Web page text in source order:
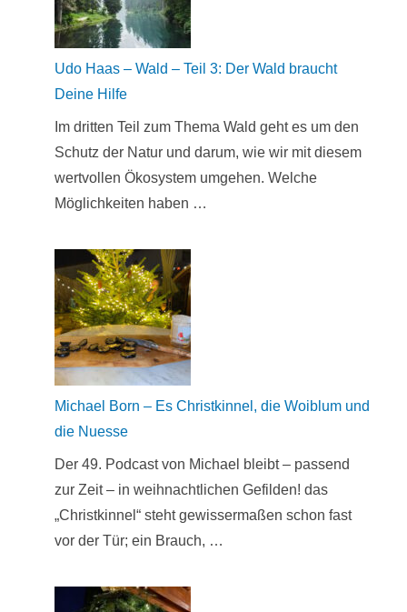
Udo Haas – Wald – Teil 3: Der Wald braucht
Deine Hilfe
Im dritten Teil zum Thema Wald geht es um den
Schutz der Natur und darum, wie wir mit diesem
wertvollen Ökosystem umgehen. Welche
Möglichkeiten haben …
Michael Born – Es Christkinnel, die Woiblum und
die Nuesse
Der 49. Podcast von Michael bleibt – passend
zur Zeit – in weihnachtlichen Gefilden! das
„Christkinnel“ steht gewissermaßen schon fast
vor der Tür; ein Brauch, …